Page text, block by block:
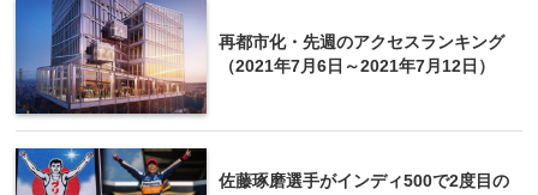
再都市化・先週のアクセスランキング
（2021年7月6日～2021年7月12日）
佐藤琢磨選手がインディ500で2度目の